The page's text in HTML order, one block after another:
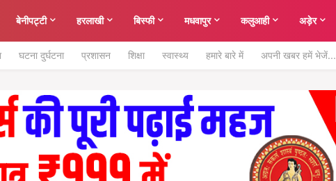
बेनीपट्टी हरलाखी बिस्फी मधवापुर कलुआही अड़ेर
घटना दुर्घटना प्रशासन शिक्षा स्वास्थ्य हमारे बारे में अपनी खबर हमें भेजें...